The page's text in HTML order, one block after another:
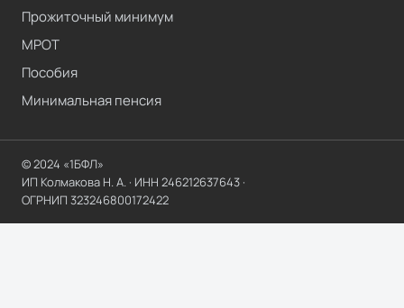
Прожиточный минимум
МРОТ
Пособия
Минимальная пенсия
© 2024 «1БФЛ»
ИП Колмакова Н. А. · ИНН 246212637643 ·
ОГРНИП 323246800172422